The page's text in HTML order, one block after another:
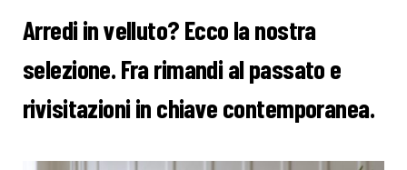
Arredi in velluto? Ecco la nostra
selezione. Fra rimandi al passato e
rivisitazioni in chiave contemporanea.